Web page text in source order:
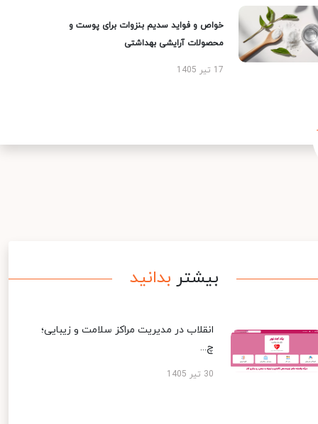
خواص و فواید سدیم بنزوات برای پوست و
محصولات آرایشی بهداشتی
17 تیر 1405
بیشتر بدانید
انقلاب در مدیریت مراکز سلامت و زیبایی؛
چ...
30 تیر 1405